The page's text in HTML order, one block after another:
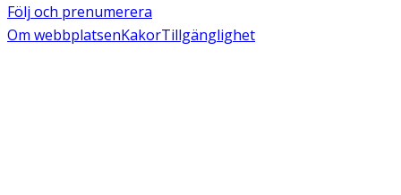
Följ och prenumerera
Om webbplatsenKakorTillgänglighet